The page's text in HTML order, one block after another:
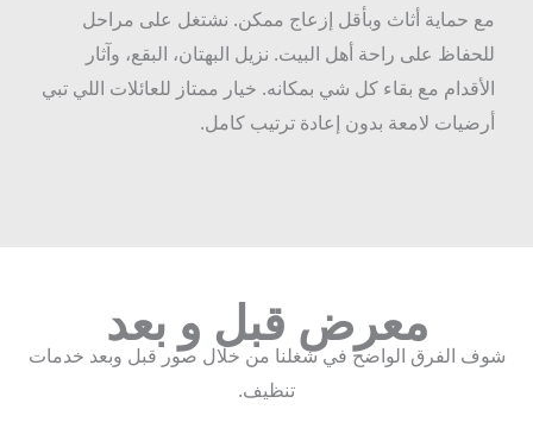
مع حماية أثاث وبأقل إزعاج ممكن. نشتغل على مراحل
للحفاظ على راحة أهل البيت. نزيل البهتان، البقع، وآثار
الأقدام مع بقاء كل شي بمكانه. خيار ممتاز للعائلات اللي تبي
أرضيات لامعة بدون إعادة ترتيب كامل.
معرض قبل و بعد
الفرق الواضح في شغلنا من خلال صور قبل وبعد خدمات
تنظيف.